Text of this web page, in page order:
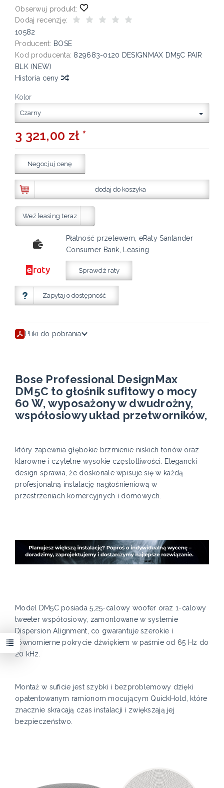
Obserwuj produkt:
Dodaj recenzję:
10582
Producent: BOSE
Kod producenta: 829683-0120 DESIGNMAX DM5C PAIR
BLK (NEW)
Historia ceny
Kolor
Czarny
3 321,00 zł *
Negocjuj cenę
dodaj do koszyka
Weź leasing teraz
Płatność przelewem, eRaty Santander
Consumer Bank, Leasing
Sprawdź raty
Zapytaj o dostępność
Pliki do pobrania
Bose Professional DesignMax
DM5C to głośnik sufitowy o mocy
60 W, wyposażony w dwudrożny,
współosiowy układ przetworników,
który zapewnia głębokie brzmienie niskich tonów oraz
klarowne i czytelne wysokie częstotliwości. Elegancki
design sprawia, że doskonale wpisuje się w każdą
profesjonalną instalację nagłośnieniową w
przestrzeniach komercyjnych i domowych.
Model DM5C posiada 5,25-calowy woofer oraz 1-calowy
tweeter współosiowy, zamontowane w systemie
Dispersion Alignment, co gwarantuje szerokie i
równomierne pokrycie dźwiękiem w paśmie od 65 Hz do
20 kHz.
Montaż w suficie jest szybki i bezproblemowy dzięki
opatentowanym ramionom mocującym QuickHold, które
znacznie skracają czas instalacji i zwiększają jej
bezpieczeństwo.